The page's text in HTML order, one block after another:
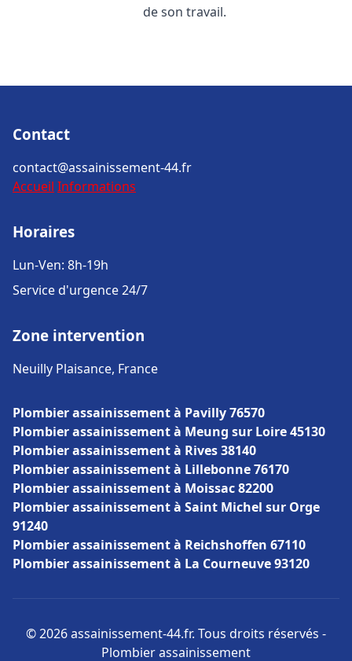
de son travail.
Contact
contact@assainissement-44.fr
Accueil Informations
Horaires
Lun-Ven: 8h-19h
Service d'urgence 24/7
Zone intervention
Neuilly Plaisance, France
Plombier assainissement à Pavilly 76570
Plombier assainissement à Meung sur Loire 45130
Plombier assainissement à Rives 38140
Plombier assainissement à Lillebonne 76170
Plombier assainissement à Moissac 82200
Plombier assainissement à Saint Michel sur Orge
91240
Plombier assainissement à Reichshoffen 67110
Plombier assainissement à La Courneuve 93120
© 2026 assainissement-44.fr. Tous droits réservés -
Plombier assainissement